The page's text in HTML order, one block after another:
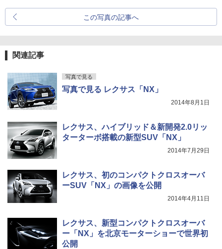
この写真の記事へ
関連記事
写真で見る
写真で見る レクサス「NX」
2014年8月1日
レクサス、ハイブリッド＆新開発2.0リッ
ターターボ搭載の新型SUV「NX」
2014年7月29日
レクサス、初のコンパクトクロスオーバ
ーSUV「NX」の画像を公開
2014年4月11日
レクサス、新型コンパクトクロスオーバ
ー「NX」を北京モーターショーで世界初
公開